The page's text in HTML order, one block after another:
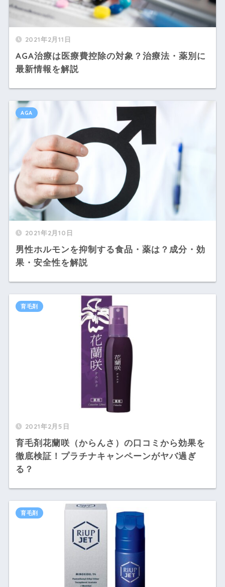
2021年2月11日
AGA治療は医療費控除の対象？治療法・薬別に
最新情報を解説
2021年2月10日
男性ホルモンを抑制する食品・薬は？成分・効
果・安全性を解説
AGA
2021年2月5日
育毛剤花蘭咲（からんさ）の口コミから効果を
徹底検証！プラチナキャンペーンがヤバ過ぎ
る？
育毛剤
育毛剤